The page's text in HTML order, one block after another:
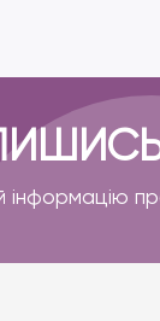
інформацію